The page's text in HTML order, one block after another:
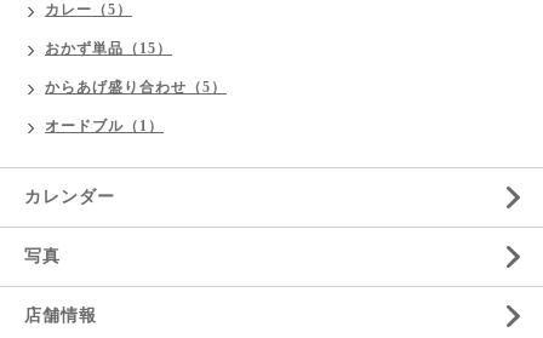
カレー（5）
おかず単品（15）
からあげ盛り合わせ（5）
オードブル（1）
カレンダー
写真
店舗情報